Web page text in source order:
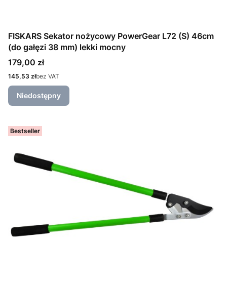
FISKARS Sekator nożycowy PowerGear L72 (S) 46cm
(do gałęzi 38 mm) lekki mocny
Cena
179,00 zł
Cena
145,53 złbez VAT
Niedostępny
Bestseller